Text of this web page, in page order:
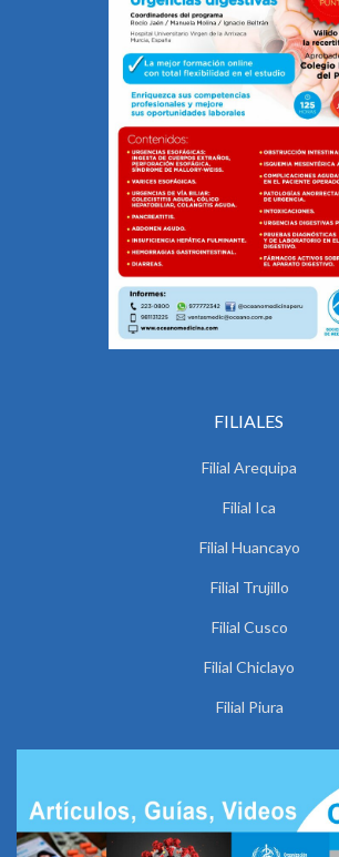
FILIALES
Filial Arequipa
Filial Ica
Filial Huancayo
Filial Trujillo
Filial Cusco
Filial Chiclayo
Filial Piura